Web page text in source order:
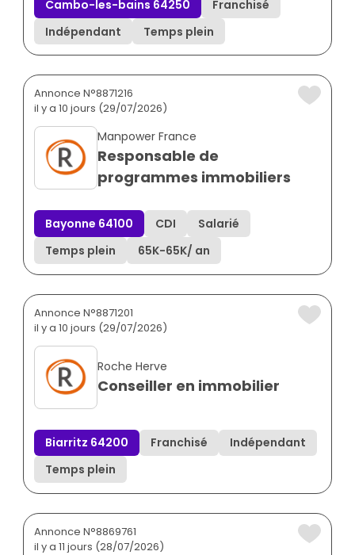
Cambo-les-bains 64250
Franchisé
Indépendant
Temps plein
Annonce N°8871216
il y a 10 jours (29/07/2026)
Manpower France
Responsable de
programmes immobiliers
Bayonne 64100 CDI
Salarié
Temps plein
65K-65K/ an
Annonce N°8871201
il y a 10 jours (29/07/2026)
Roche Herve
Conseiller en immobilier
Biarritz 64200 Franchisé
Indépendant
Temps plein
Annonce N°8869761
il y a 11 jours (28/07/2026)